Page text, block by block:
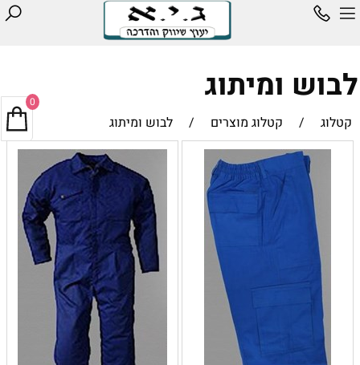
לבוש ומיתוג
קטלוג / קטלוג מוצרים / לבוש ומיתוג
0